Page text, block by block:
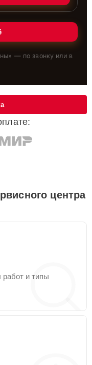
» — по звонку или в
центра
и типы